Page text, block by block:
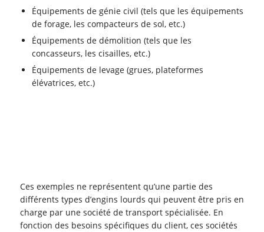
Équipements de génie civil (tels que les équipements
de forage, les compacteurs de sol, etc.)
Équipements de démolition (tels que les
concasseurs, les cisailles, etc.)
Équipements de levage (grues, plateformes
élévatrices, etc.)
Ces exemples ne représentent qu’une partie des
différents types d’engins lourds qui peuvent être pris en
charge par une société de transport spécialisée. En
fonction des besoins spécifiques du client, ces sociétés